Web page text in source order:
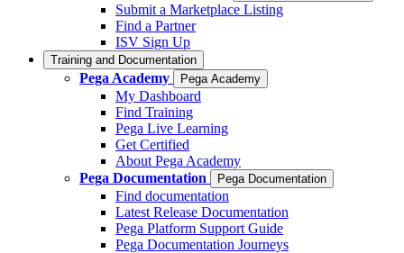
Submit a Marketplace Listing
Find a Partner
ISV Sign Up
Training and Documentation
Pega Academy Pega Academy
My Dashboard
Find Training
Pega Live Learning
Get Certified
About Pega Academy
Pega Documentation
Pega Documentation
Find documentation
Latest Release Documentation
Pega Platform Support Guide
Pega Documentation Journeys